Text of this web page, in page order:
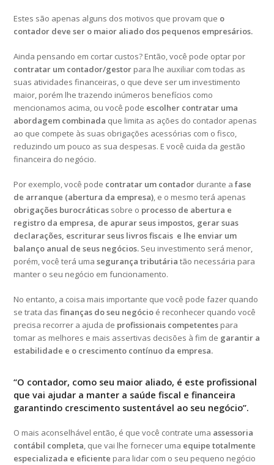
Estes são apenas alguns dos motivos que provam que o
contador deve ser o maior aliado dos pequenos empresários.
Ainda pensando em cortar custos? Então, você pode optar por
contratar um contador/gestor para lhe auxiliar com todas as
suas atividades financeiras, o que deve ser um investimento
maior, porém lhe trazendo inúmeros benefícios como
mencionamos acima, ou você pode escolher contratar uma
abordagem combinada que limita as ações do contador apenas
ao que compete às suas obrigações acessórias com o fisco,
reduzindo um pouco as sua despesas. E você cuida da gestão
financeira do negócio.
Por exemplo, você pode contratar um contador durante afase
de arranque (abertura da empresa), e o mesmo terá apenas
obrigações burocráticas sobre o processo de abertura e
registro da empresa, de apurar seus impostos, gerar suas
declarações, escriturar seus livros fiscais e lhe enviar um
balanço anual de seus negócios. Seu investimento será menor,
porém, você terá umasegurança tributária tão necessária para
manter o seu negócio em funcionamento.
No entanto, a coisa mais importante que você pode fazer quando
se trata dasfinanças do seu negócio é reconhecer quando você
precisa recorrer a ajuda de profissionais competentes para
tomar as melhores e mais assertivas decisões à fim de garantir a
estabilidade e o crescimento contínuo da empresa.
“O contador, como seu maior aliado, é este profissional
que vai ajudar a manter a saúde fiscal e financeira
garantindo crescimento sustentável ao seu negócio”.
O mais aconselhável então, é que você contrate uma assessoria
contábil completa, que vai lhe fornecer uma equipe totalmente
especializada e eficiente para lidar com o seu pequeno negócio